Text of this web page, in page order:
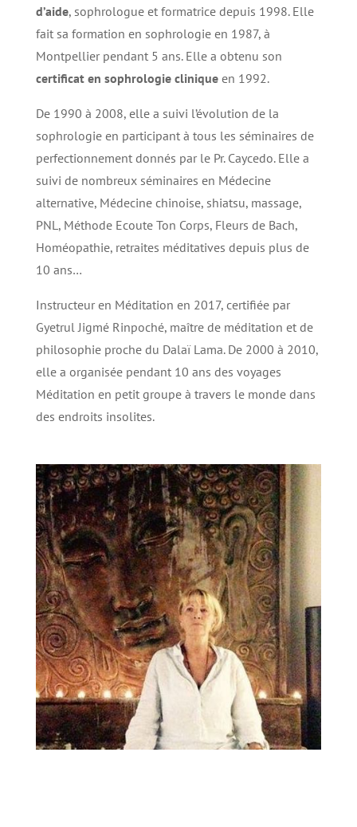
d’aide, sophrologue et formatrice depuis 1998. Elle
fait sa formation en sophrologie en 1987, à
Montpellier pendant 5 ans. Elle a obtenu son
certificat en sophrologie cliniqueen 1992.
De 1990 à 2008, elle a suivi l’évolution de la
sophrologie en participant à tous les séminaires de
perfectionnement donnés par le Pr. Caycedo. Elle a
suivi de nombreux séminaires en Médecine
alternative, Médecine chinoise, shiatsu, massage,
PNL, Méthode Ecoute Ton Corps, Fleurs de Bach,
Homéopathie, retraites méditatives depuis plus de
10 ans…
Instructeur en Méditation en 2017, certifiée par
Gyetrul Jigmé Rinpoché, maître de méditation et de
philosophie proche du Dalaï Lama. De 2000 à 2010,
elle a organisée pendant 10 ans des voyages
Méditation en petit groupe à travers le monde dans
des endroits insolites.